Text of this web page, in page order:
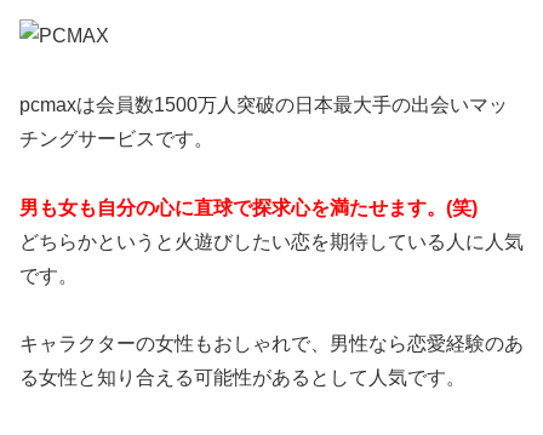
pcmaxは会員数1500万人突破の日本最大手の出会いマッ
チングサービスです。
男も女も自分の心に直球で探求心を満たせます。(笑)
どちらかというと火遊びしたい恋を期待している人に人気
です。
キャラクターの女性もおしゃれで、男性なら恋愛経験のあ
る女性と知り合える可能性があるとして人気です。